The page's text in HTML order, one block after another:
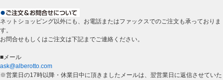
ネットショッピング以外にも、お電話またはファックスでのご注文も承っておりま
す。
お問合せもしくはご注文は下記までご連絡ください。
■メール
ask@alberotto.com
※営業日の17時以降・休業日中に頂きましたメールは、翌営業日に返信させていた